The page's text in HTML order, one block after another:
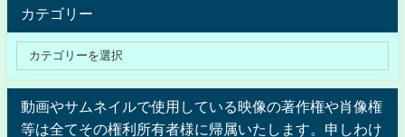
カテゴリー
動画やサムネイルで使用している映像の著作権や肖像権
等は全てその権利所有者様に帰属いたします。申しわけ